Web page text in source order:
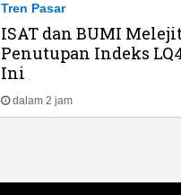
Tren Pasar
ISAT dan BUMI
Penutupan Indeks
Ini
dalam 2 jam